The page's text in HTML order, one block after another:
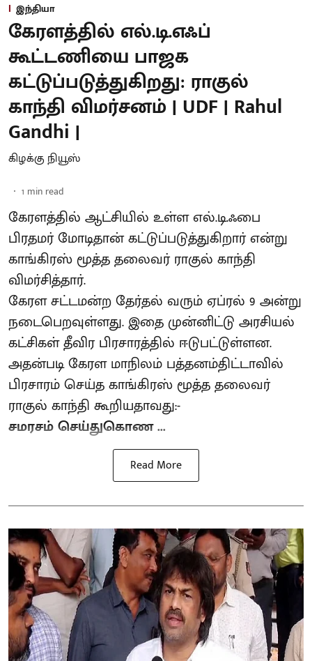
இந்தியா
கேரளத்தில் எல்.டி.எஃப்
கூட்டணியை பாஜக
கட்டுப்படுத்துகிறது: ராகுல்
காந்தி விமர்சனம் | UDF | Rahul
Gandhi |
கிழக்கு நியூஸ்
1 min read
கேரளத்தில் ஆட்சியில் உள்ள எல்.டி.ஃபை
பிரதமர் மோடிதான் கட்டுப்படுத்துகிறார் என்று
காங்கிரஸ் மூத்த தலைவர் ராகுல் காந்தி
விமர்சித்தார்.
கேரள சட்டமன்ற தேர்தல் வரும் ஏப்ரல் 9 அன்று
நடைபெறவுள்ளது. இதை முன்னிட்டு அரசியல்
கட்சிகள் தீவிர பிரசாரத்தில் ஈடுபட்டுள்ளன.
அதன்படி கேரள மாநிலம் பத்தனம்திட்டாவில்
பிரசாரம் செய்த காங்கிரஸ் மூத்த தலைவர்
ராகுல் காந்தி கூறியதாவது:-
சமரசம் செய்துகொண ...
Read More